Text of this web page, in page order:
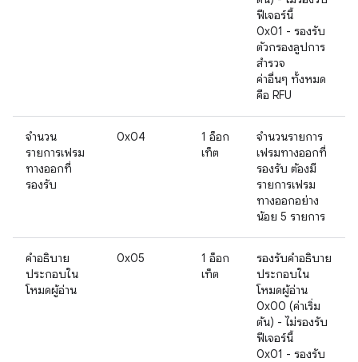
ฟีเจอร์นี้
0x01 - รองรับ
ตัวกรองลูปการ
สำรวจ
ค่าอื่นๆ ทั้งหมด
คือ RFU
จำนวน
รายการเฟรม
ทางออกที่
รองรับ
0x04
1 อ็อก
เท็ต
จำนวนรายการ
เฟรมทางออกที่
รองรับ ต้องมี
รายการเฟรม
ทางออกอย่าง
น้อย 5 รายการ
คำอธิบาย
ประกอบใน
โหมดผู้อ่าน
0x05
1 อ็อก
เท็ต
รองรับคำอธิบาย
ประกอบใน
โหมดผู้อ่าน
0x00 (ค่าเริ่ม
ต้น) - ไม่รองรับ
ฟีเจอร์นี้
0x01 - รองรับ